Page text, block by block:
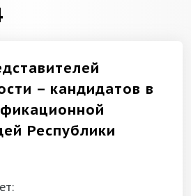
– кандидатов в
Республики